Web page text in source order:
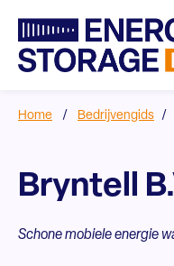
Home / Bedrijvengids /
Bryntell
Schone mobiele energie